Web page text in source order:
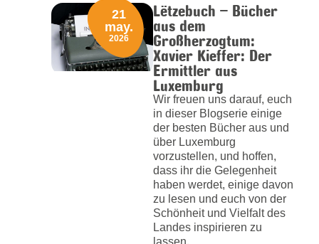
Lëtzebuch – Bücher
aus dem
Großherzogtum:
Xavier Kieffer: Der
Ermittler aus
Luxemburg
Wir freuen uns darauf, euch
in dieser Blogserie einige
der besten Bücher aus und
über Luxemburg
vorzustellen, und hoffen,
dass ihr die Gelegenheit
haben werdet, einige davon
zu lesen und euch von der
Schönheit und Vielfalt des
Landes inspirieren zu
21
may.
2026